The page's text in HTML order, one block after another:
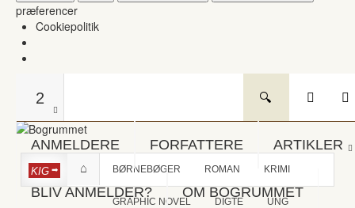
præferencer
Cookiepolitik
2
ANMELDERE FORFATTERE ARTIKLER
BLIV ANMELDER? OM BOGRUMMET
KIG BØRNEBØGER ROMAN KRIMI
GRAPHIC NOVEL DIGTE UNG